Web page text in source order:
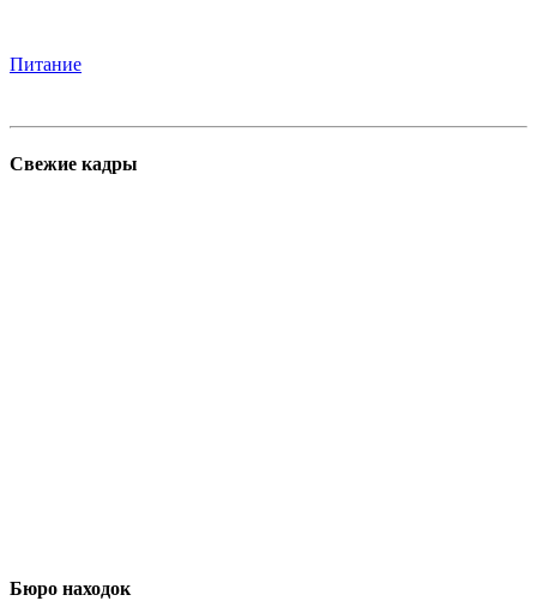
Питание
Свежие кадры
Бюро находок